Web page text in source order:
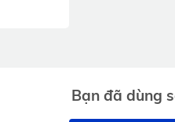
Bạn đã dùng